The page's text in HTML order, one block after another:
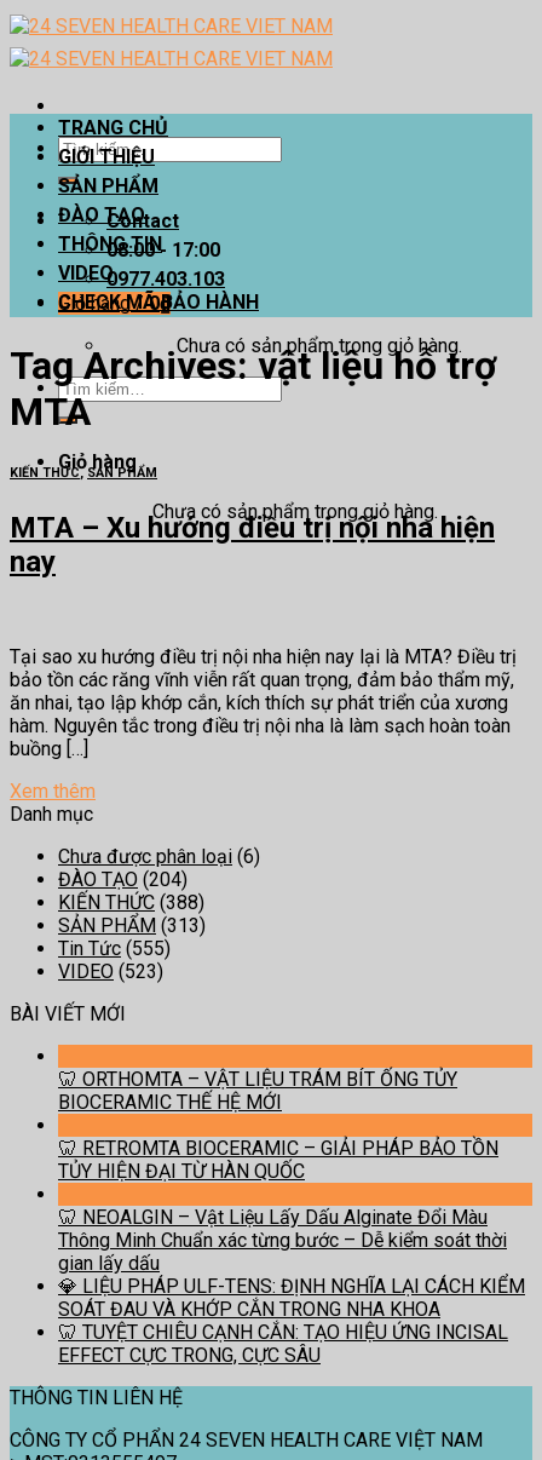
Skip
to
content
Tìm
kiếm:
Contact
08:00 - 17:00
0977.403.103
Giỏ hàng /0₫
Chưa có sản phẩm trong giỏ hàng.
Tìm
kiếm:
Giỏ hàng
Chưa có sản phẩm trong giỏ hàng.
TRANG CHỦ
GIỚI THIỆU
SẢN PHẨM
ĐÀO TẠO
THÔNG TIN
VIDEO
CHECK MÃ BẢO HÀNH
Tag Archives:vật liệu hỗ trợ
MTA
KIẾN THỨC, SẢN PHẨM
MTA – Xu hướng điều trị nội nha hiện
nay
Tại sao xu hướng điều trị nội nha hiện nay lại là MTA? Điều trị
bảo tồn các răng vĩnh viễn rất quan trọng, đảm bảo thẩm mỹ,
ăn nhai, tạo lập khớp cắn, kích thích sự phát triển của xương
hàm. Nguyên tắc trong điều trị nội nha là làm sạch hoàn toàn
buồng […]
Xem thêm
Danh mục
Chưa được phân loại (6)
ĐÀO TẠO (204)
KIẾN THỨC (388)
SẢN PHẨM (313)
Tin Tức (555)
VIDEO (523)
BÀI VIẾT MỚI
🦷 ORTHOMTA – VẬT LIỆU TRÁM BÍT ỐNG TỦY
BIOCERAMIC THẾ HỆ MỚI
🦷 RETROMTA BIOCERAMIC – GIẢI PHÁP BẢO TỒN
TỦY HIỆN ĐẠI TỪ HÀN QUỐC
🦷 NEOALGIN – Vật Liệu Lấy Dấu Alginate Đổi Màu
Thông Minh Chuẩn xác từng bước – Dễ kiểm soát thời
gian lấy dấu
💎 LIỆU PHÁP ULF-TENS: ĐỊNH NGHĨA LẠI CÁCH KIỂM
SOÁT ĐAU VÀ KHỚP CẮN TRONG NHA KHOA
🦷 TUYỆT CHIÊU CẠNH CẮN: TẠO HIỆU ỨNG INCISAL
EFFECT CỰC TRONG, CỰC SÂU
THÔNG TIN LIÊN HỆ
CÔNG TY CỔ PHẨN 24 SEVEN HEALTH CARE VIỆT NAM